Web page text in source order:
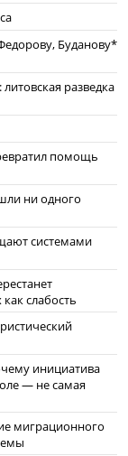
Буданову*
разведка
помощь
ни одного
системами
слабость
инициатива
— не самая
миграционного